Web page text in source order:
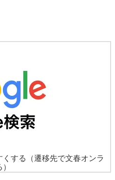
くする
（遷移先で文春オンラ